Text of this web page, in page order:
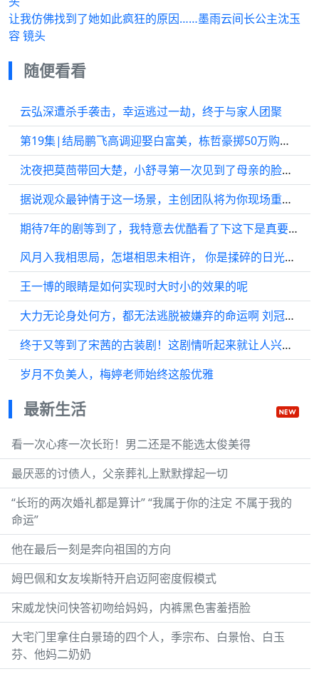
让我仿佛找到了她如此疯狂的原因……墨雨云间长公主沈玉
容 镜头
随便看看
云弘深遭杀手袭击，幸运逃过一劫，终于与家人团聚
第19集|结局鹏飞高调迎娶白富美，栋哲豪掷50万购入两套大平层
沈夜把莫茴带回大楚，小舒寻第一次见到了母亲的脸，不在是一张张画像 ✘
据说观众最钟情于这一场景，主创团队将为你现场重现！
期待7年的剧等到了，我特意去优酷看了下这下是真要播了！
风月入我相思局，怎堪相思未相许， 你是揉碎的日光，落入我梦境的一片温暖
王一博的眼睛是如何实现时大时小的效果的呢
大力无论身处何方，都无法逃脱被嫌弃的命运啊 刘冠麟 刘萌萌
终于又等到了宋茜的古装剧！这剧情听起来就让人兴奋！
岁月不负美人，梅婷老师始终这般优雅
最新生活
看一次心疼一次长珩！男二还是不能选太俊美得
最厌恶的讨债人，父亲葬礼上默默撑起一切
“长珩的两次婚礼都是算计” “我属于你的注定 不属于我的
命运”
他在最后一刻是奔向祖国的方向
姆巴佩和女友埃斯特开启迈阿密度假模式
宋威龙快问快答初吻给妈妈，内裤黑色害羞捂脸
大宅门里拿住白景琦的四个人，季宗布、白景怡、白玉
芬、他妈二奶奶